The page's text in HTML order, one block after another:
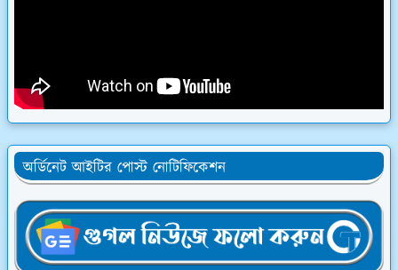
অর্ডিনেট আইটির পোস্ট নোটিফিকেশন